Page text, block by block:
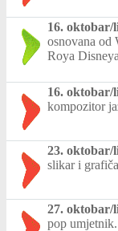
16. oktobar/
osnovana od
Roya
16. oktobar/
kompozitor
23. oktobar/
slikar i
27. oktobar/
pop umjetnik.